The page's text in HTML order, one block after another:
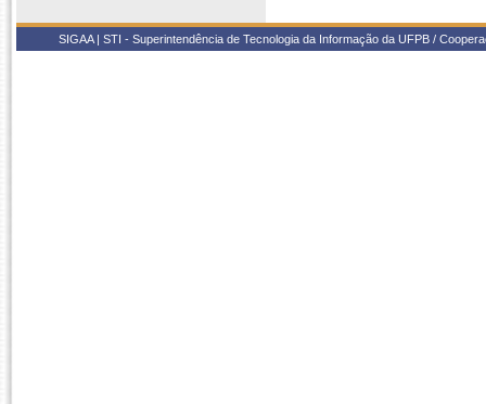
SIGAA | STI - Superintendência de Tecnologia da Informação da UFPB /